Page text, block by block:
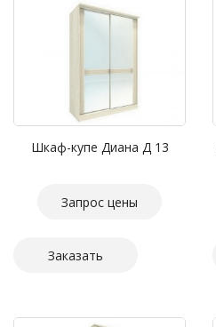
Шкаф-купе Диана Д 13
Запрос цены
Заказать